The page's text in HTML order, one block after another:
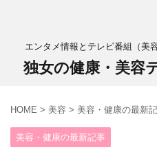
エンタメ情報とテレビ番組（美
独女の健康・美容
HOME > 美容 > 美容・健康の最新
美容・健康の最新記事